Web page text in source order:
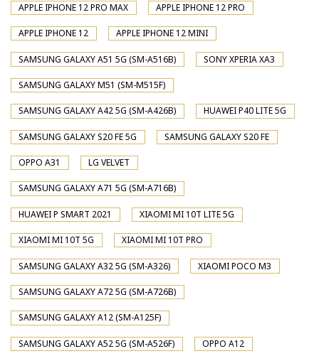
APPLE IPHONE 12 PRO MAX APPLE IPHONE 12 PRO
APPLE IPHONE 12 APPLE IPHONE 12 MINI
SAMSUNG GALAXY A51 5G (SM-A516B) SONY XPERIA XA3
SAMSUNG GALAXY M51 (SM-M515F)
SAMSUNG GALAXY A42 5G (SM-A426B) HUAWEI P40 LITE 5G
SAMSUNG GALAXY S20 FE 5G SAMSUNG GALAXY S20 FE
OPPO A31 LG VELVET
SAMSUNG GALAXY A71 5G (SM-A716B)
HUAWEI P SMART 2021 XIAOMI MI 10T LITE 5G
XIAOMI MI 10T 5G XIAOMI MI 10T PRO
SAMSUNG GALAXY A32 5G (SM-A326) XIAOMI POCO M3
SAMSUNG GALAXY A72 5G (SM-A726B)
SAMSUNG GALAXY A12 (SM-A125F)
SAMSUNG GALAXY A52 5G (SM-A526F) OPPO A12